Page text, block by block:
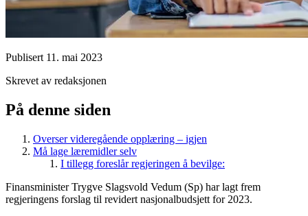
Publisert 11. mai 2023
Skrevet av redaksjonen
På denne siden
Overser videregående opplæring – igjen
Må lage læremidler selv
I tillegg foreslår regjeringen å bevilge:
Finansminister Trygve Slagsvold Vedum (Sp) har lagt frem
regjeringens forslag til revidert nasjonalbudsjett for 2023.